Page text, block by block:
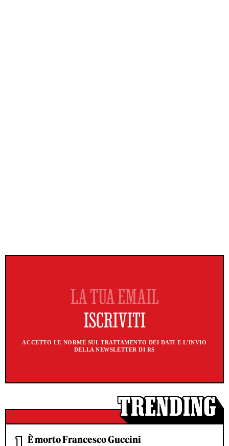
ACCETTO LE NORME SUL TRATTAMENTO DEI DATI E L'INVIO
DELLA NEWSLETTER DI RS
È morto Francesco Guccini